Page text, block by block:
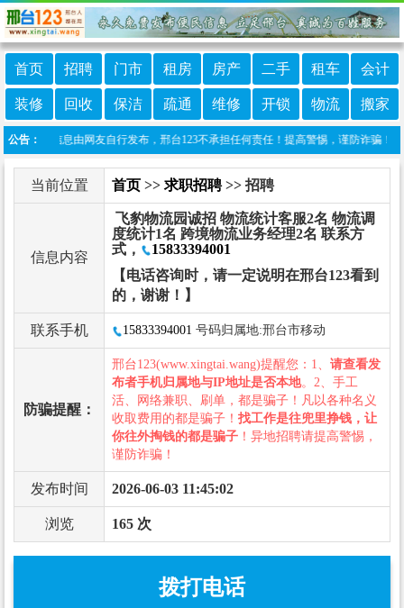
首页 招聘 门市 租房 房产 二手 租车 会计
装修 回收 保洁 疏通 维修 开锁 物流 搬家
公告：
本栏目信息由网友自行发布，邢台123不承担任何责任！提高警惕，谨防诈骗！做
当前位置 首页 >> 求职招聘>> 招聘
信息内容
飞豹物流园诚招 物流统计客服2名 物流调
度统计1名 跨境物流业务经理2名 联系方
式，
15833394001
【电话咨询时，请一定说明在邢台123看到
的，谢谢！】
联系手机 15833394001 号码归属地:邢台市移动
防骗提醒：
邢台123(www.xingtai.wang)提醒您：1、 请查看发
布者手机归属地与IP地址是否本地。2、手工
活、网络兼职、刷单，都是骗子！凡以各种名义
收取费用的都是骗子！ 找工作是往兜里挣钱，让
你往外掏钱的都是骗子 ！异地招聘请提高警惕，
谨防诈骗！
发布时间 2026-06-03 11:45:02
浏览 165 次
拨打电话